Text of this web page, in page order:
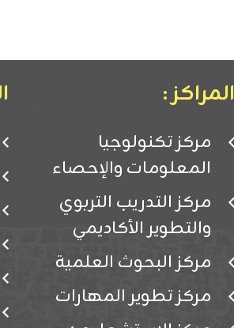
المراكز :
مركز تكنولوجيا
المعلومات والإحصاء
مركز التدريب التربوي
والتطوير الأكاديمي
مركز البحوث العلمية
مركز تطوير المهارات